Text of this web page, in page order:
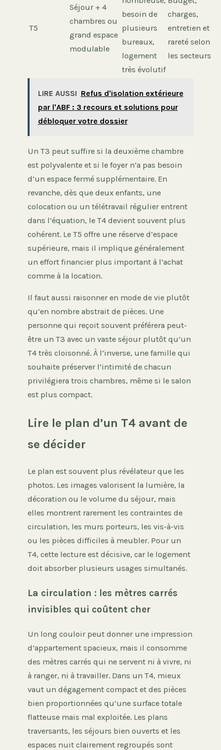
T5
Séjour + 4
chambres ou
grand espace
modulable
besoin de
plusieurs
bureaux,
logement
très évolutif
charges,
entretien et
rareté selon
les secteurs
LIRE AUSSI Refus d'isolation extérieure
par l'ABF : 3 recours et solutions pour
débloquer votre dossier
Un T3 peut suffire si la deuxième chambre
est polyvalente et si le foyer n’a pas besoin
d’un espace fermé supplémentaire. En
revanche, dès que deux enfants, une
colocation ou un télétravail régulier entrent
dans l’équation, le T4 devient souvent plus
cohérent. Le T5 offre une réserve d’espace
supérieure, mais il implique généralement
un effort financier plus important à l’achat
comme à la location.
Il faut aussi raisonner en mode de vie plutôt
qu’en nombre abstrait de pièces. Une
personne qui reçoit souvent préférera peut-
être un T3 avec un vaste séjour plutôt qu’un
T4 très cloisonné. À l’inverse, une famille qui
souhaite préserver l’intimité de chacun
privilégiera trois chambres, même si le salon
est plus compact.
Lire le plan d’un T4 avant de
se décider
Le plan est souvent plus révélateur que les
photos. Les images valorisent la lumière, la
décoration ou le volume du séjour, mais
elles montrent rarement les contraintes de
circulation, les murs porteurs, les vis-à-vis
ou les pièces difficiles à meubler. Pour un
T4, cette lecture est décisive, car le logement
doit absorber plusieurs usages simultanés.
La circulation : les mètres carrés
invisibles qui coûtent cher
Un long couloir peut donner une impression
d’appartement spacieux, mais il consomme
des mètres carrés qui ne servent ni à vivre, ni
à ranger, ni à travailler. Dans un T4, mieux
vaut un dégagement compact et des pièces
bien proportionnées qu’une surface totale
flatteuse mais mal exploitée. Les plans
traversants, les séjours bien ouverts et les
espaces nuit clairement regroupés sont